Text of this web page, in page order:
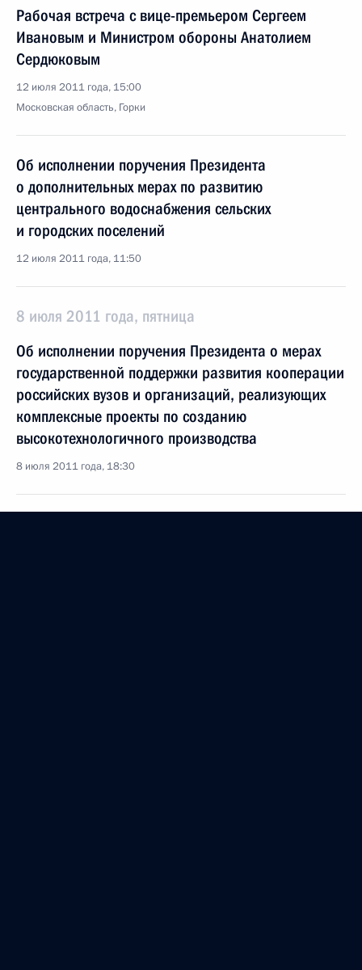
Рабочая встреча с вице-премьером Сергеем
Ивановым и Министром обороны Анатолием
Сердюковым
12 июля 2011 года, 15:00
Московская область, Горки
Об исполнении поручения Президента
о дополнительных мерах по развитию
центрального водоснабжения сельских
и городских поселений
12 июля 2011 года, 11:50
8 июля 2011 года, пятница
Об исполнении поручения Президента о мерах
государственной поддержки развития кооперации
российских вузов и организаций, реализующих
комплексные проекты по созданию
высокотехнологичного производства
8 июля 2011 года, 18:30